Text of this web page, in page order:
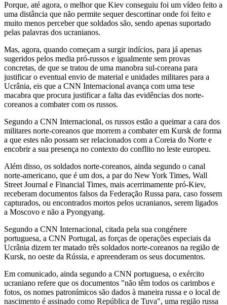
Porque, até agora, o melhor que Kiev conseguiu foi um vídeo feito a
uma distância que não permite sequer descortinar onde foi feito e
muito menos perceber que soldados são, sendo apenas suportado
pelas palavras dos ucranianos.
Mas, agora, quando começam a surgir indícios, para já apenas
sugeridos pelos media pró-russos e igualmente sem provas
concretas, de que se tratou de uma manobra sul-coreana para
justificar o eventual envio de material e unidades militares para a
Ucrânia, eis que a CNN Internacional avança com uma tese
macabra que procura justificar a falta das evidências dos norte-
coreanos a combater com os russos.
Segundo a CNN Internacional, os russos estão a queimar a cara dos
militares norte-coreanos que morrem a combater em Kursk de forma
a que estes não possam ser relacionados com a Coreia do Norte e
encobrir a sua presença no contexto do conflito no leste europeu.
Além disso, os soldados norte-coreanos, ainda segundo o canal
norte-americano, que é um dos, a par do New York Times, Wall
Street Journal e Financial Times, mais acerrimamente pró-Kiev,
receberam documentos falsos da Federação Russa para, caso fossem
capturados, ou encontrados mortos pelos ucranianos, serem ligados
a Moscovo e não a Pyongyang.
Segundo a CNN Internacional, citada pela sua congénere
portuguesa, a CNN Portugal, as forças de operações especiais da
Ucrânia dizem ter matado três soldados norte-coreanos na região de
Kursk, no oeste da Rússia, e apreenderam os seus documentos.
Em comunicado, ainda segundo a CNN portuguesa, o exército
ucraniano refere que os documentos "não têm todos os carimbos e
fotos, os nomes patronímicos são dados à maneira russa e o local de
nascimento é assinado como República de Tuva", uma região russa